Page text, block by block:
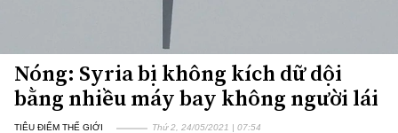
Nóng: Syria bị không kích dữ dội
bằng nhiều máy bay không người lái
TIÊU ĐIỂM THẾ GIỚI Thứ 2, 24/05/2021 | 07:54